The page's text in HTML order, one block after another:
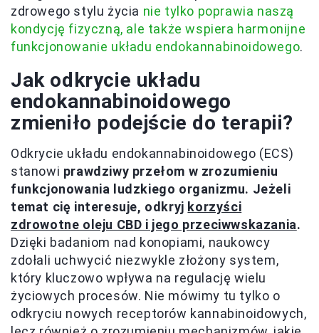
zdrowego stylu życia nie tylko poprawia naszą
kondycję fizyczną, ale także wspiera harmonijne
funkcjonowanie układu endokannabinoidowego.
Jak odkrycie układu
endokannabinoidowego
zmieniło podejście do terapii?
Odkrycie układu endokannabinoidowego (ECS)
stanowi prawdziwy przełom w zrozumieniu
funkcjonowania ludzkiego organizmu. Jeżeli
temat cię interesuje, odkryj korzyści
zdrowotne oleju CBD i jego przeciwwskazania.
Dzięki badaniom nad konopiami, naukowcy
zdołali uchwycić niezwykle złożony system,
który kluczowo wpływa na regulację wielu
życiowych procesów. Nie mówimy tu tylko o
odkryciu nowych receptorów kannabinoidowych,